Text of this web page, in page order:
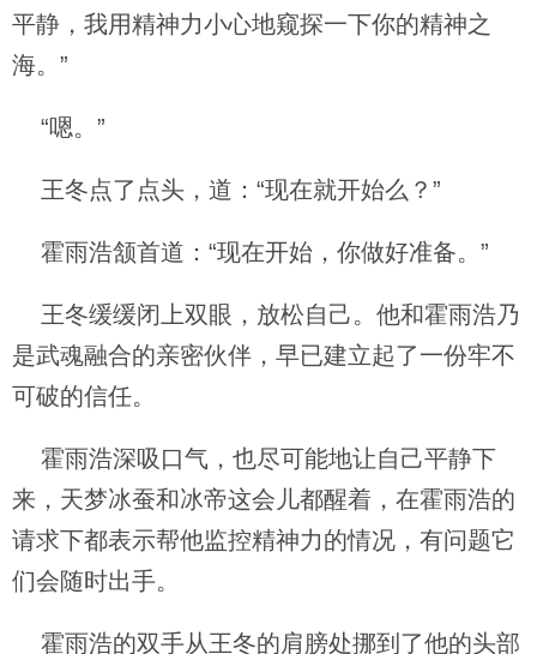
平静，我用精神力小心地窥探一下你的精神之
海。”
“嗯。”
王冬点了点头，道：“现在就开始么？”
霍雨浩颔首道：“现在开始，你做好准备。”
王冬缓缓闭上双眼，放松自己。他和霍雨浩乃
是武魂融合的亲密伙伴，早已建立起了一份牢不
可破的信任。
霍雨浩深吸口气，也尽可能地让自己平静下
来，天梦冰蚕和冰帝这会儿都醒着，在霍雨浩的
请求下都表示帮他监控精神力的情况，有问题它
们会随时出手。
霍雨浩的双手从王冬的肩膀处挪到了他的头部